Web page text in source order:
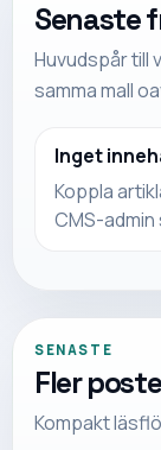
Senaste
Huvudspår till
samma mall
Inget
Koppla
CMS-
SENASTE
Fler
Kompakt